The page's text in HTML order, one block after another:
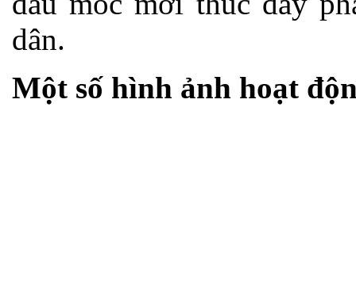
dân.
Một số hình ảnh hoạt